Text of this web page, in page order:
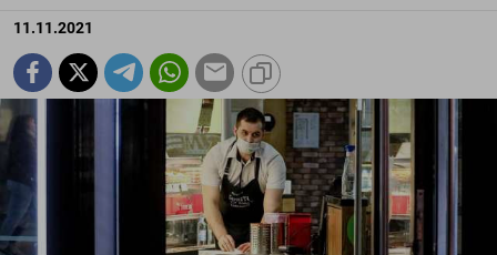
11.11.2021